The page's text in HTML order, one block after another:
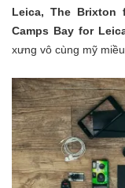
Leica, The Brixton
Camps Bay for
xưng vô cùng mỹ